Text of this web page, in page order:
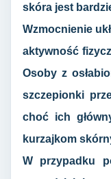
skóra jest
Wzmocnienie
aktywność
Osoby z
szczepionki
choć ich
kurzajkom
W przypadku